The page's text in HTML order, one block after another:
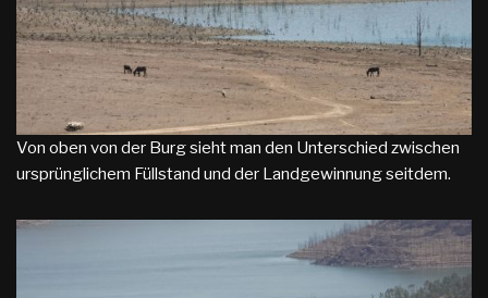
Von oben von der Burg sieht man den Unterschied zwischen
ursprünglichem Füllstand und der Landgewinnung seitdem.